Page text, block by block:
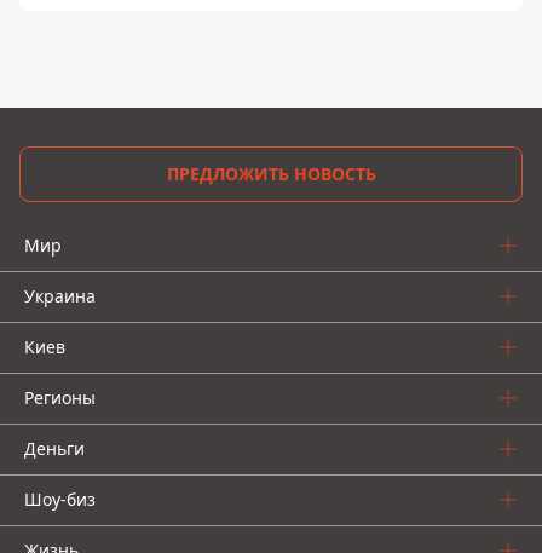
ПРЕДЛОЖИТЬ НОВОСТЬ
Мир
Украина
Киев
Регионы
Деньги
Шоу-биз